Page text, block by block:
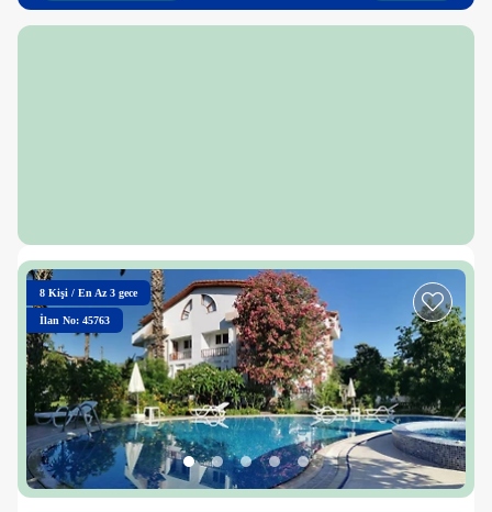
8 Kişi / En Az 3 gece
İlan No: 45763